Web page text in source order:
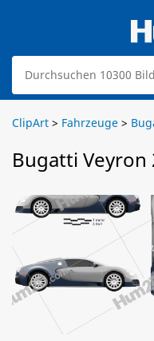
ClipArt > Fahrzeuge >
Bugatti